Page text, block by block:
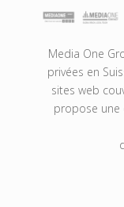
Media One
privées en
sites web
propose une